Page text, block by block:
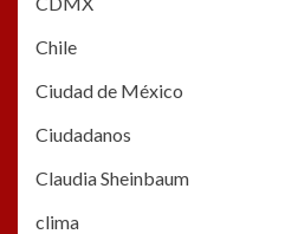
Chile
Ciudad de México
Ciudadanos
Claudia Sheinbaum
clima